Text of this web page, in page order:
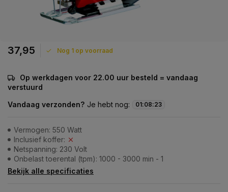
37,95 Nog 1 op voorraad
Op werkdagen voor 22.00 uur besteld = vandaag
verstuurd
Vandaag verzonden? Je hebt nog: 01:08:22
Vermogen: 550 Watt
Inclusief koffer:
Netspanning: 230 Volt
Onbelast toerental (tpm): 1000 - 3000 min - 1
Bekijk alle specificaties